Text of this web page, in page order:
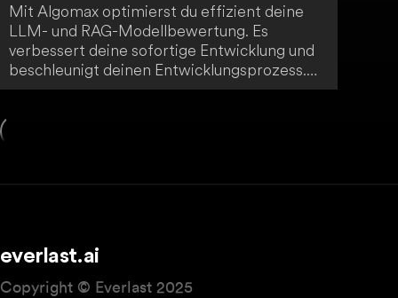
Mit Algomax optimierst du effizient deine
LLM- und RAG-Modellbewertung. Es
verbessert deine sofortige Entwicklung und
beschleunigt deinen Entwicklungsprozess.
Durch einzigartige Einblicke in qualitative
everlast.ai
Copyright © Everlast 2025